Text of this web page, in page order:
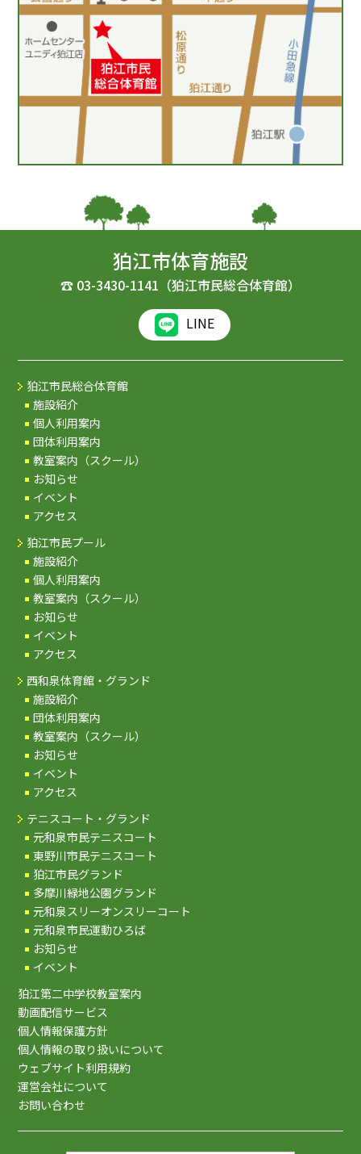
狛江市体育施設
☎ 03-3430-1141 （狛江市民総合体育館）
LINE
狛江市民総合体育館
施設紹介
個人利用案内
団体利用案内
教室案内（スクール）
お知らせ
イベント
アクセス
狛江市民プール
施設紹介
個人利用案内
教室案内（スクール）
お知らせ
イベント
アクセス
西和泉体育館・グランド
施設紹介
団体利用案内
教室案内（スクール）
お知らせ
イベント
アクセス
テニスコート・グランド
元和泉市民テニスコート
東野川市民テニスコート
狛江市民グランド
多摩川緑地公園グランド
元和泉スリーオンスリーコート
元和泉市民運動ひろば
お知らせ
イベント
狛江第二中学校教室案内
動画配信サービス
個人情報保護方針
個人情報の取り扱いについて
ウェブサイト利用規約
運営会社について
お問い合わせ